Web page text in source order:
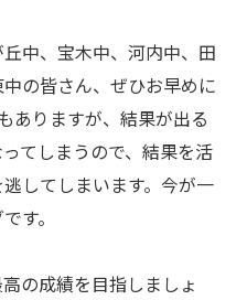
中、宝木中、河内中、田
の皆さん、ぜひお早めに
ありますが、結果が出る
てしまうので、結果を活
してしまいます。今が一
す。
の成績を目指しましょ